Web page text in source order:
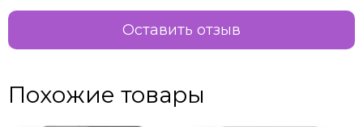
Оставить отзыв
Похожие товары